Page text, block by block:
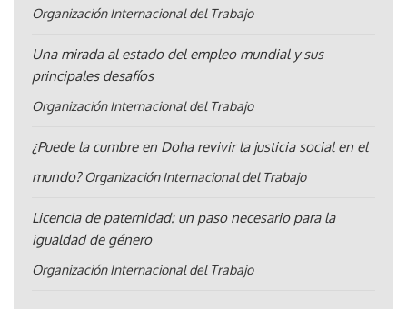
Organización Internacional del Trabajo
Una mirada al estado del empleo mundial y sus
principales desafíos
Organización Internacional del Trabajo
¿Puede la cumbre en Doha revivir la justicia social en el
mundo? Organización Internacional del Trabajo
Licencia de paternidad: un paso necesario para la
igualdad de género
Organización Internacional del Trabajo